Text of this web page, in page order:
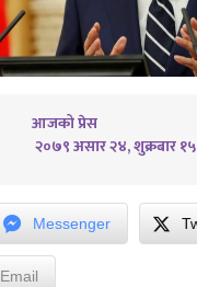
आजको प्रेस
२०७९ असार २४, शुक्रबार
Messenger
Email